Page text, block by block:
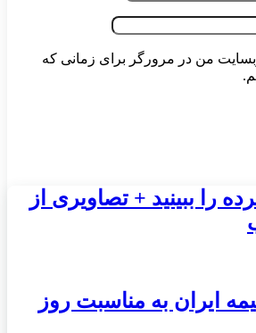
من در مرورگر برای زمانی که
را ببینید + تصاویری از
ایران به مناسبت روز